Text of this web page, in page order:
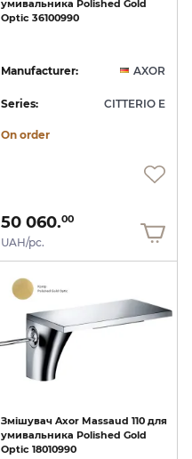
умивальника Polished Gold
Optic 36100990
Manufacturer: AXOR
Series: CITTERIO E
On order
50 060.00
UAH/pc.
Змішувач Axor Massaud 110 для
умивальника Polished Gold
Optic 18010990